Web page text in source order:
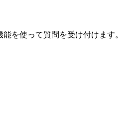
を使って質問を受け付けます。